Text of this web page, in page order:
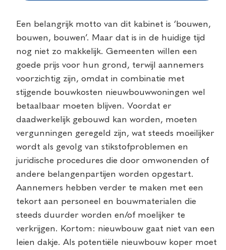
Een belangrijk motto van dit kabinet is ‘bouwen,
bouwen, bouwen’. Maar dat is in de huidige tijd
nog niet zo makkelijk. Gemeenten willen een
goede prijs voor hun grond, terwijl aannemers
voorzichtig zijn, omdat in combinatie met
stijgende bouwkosten nieuwbouwwoningen wel
betaalbaar moeten blijven. Voordat er
daadwerkelijk gebouwd kan worden, moeten
vergunningen geregeld zijn, wat steeds moeilijker
wordt als gevolg van stikstofproblemen en
juridische procedures die door omwonenden of
andere belangenpartijen worden opgestart.
Aannemers hebben verder te maken met een
tekort aan personeel en bouwmaterialen die
steeds duurder worden en/of moelijker te
verkrijgen. Kortom: nieuwbouw gaat niet van een
leien dakje. Als potentiële nieuwbouw koper moet